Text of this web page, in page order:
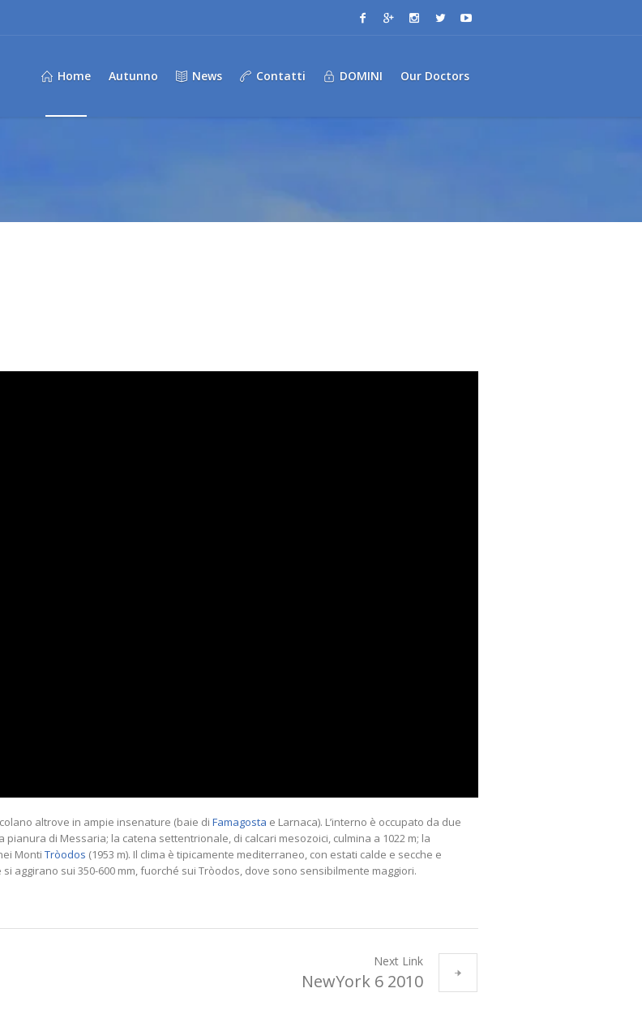
Home Autunno News Contatti DOMINI Our Doctors
altrove in ampie insenature (baie di Famagosta e Larnaca). L’interno è occupato da due
di Messaria; la catena settentrionale, di calcari mesozoici, culmina a 1022 m; la
Monti Tròodos (1953 m). Il clima è tipicamente mediterraneo, con estati calde e secche e
aggirano sui 350-600 mm, fuorché sui Tròodos, dove sono sensibilmente maggiori.
Next Link
NewYork 6 2010